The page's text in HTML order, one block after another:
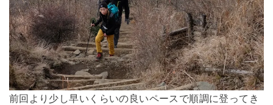
前回より少し早いくらいの良いペースで順調に登ってき